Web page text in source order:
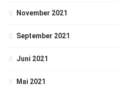
November 2021
September 2021
Juni 2021
Mai 2021